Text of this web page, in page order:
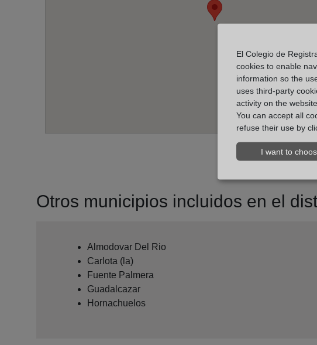
Otros municipios incluidos en el
Almodovar Del Rio
Carlota (la)
Fuente Palmera
Guadalcazar
Hornachuelos
El Colegio de
cookies to enable
information so the
uses third-party
activity on the
You can accept all
refuse their use by
I want to